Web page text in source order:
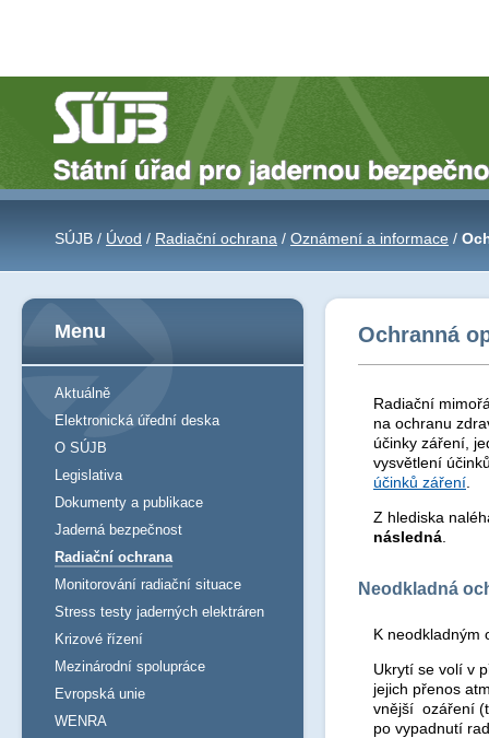
SÚJB / Úvod / Radiační ochrana / Oznámení a informace /
Ochranná
Radiační
na ochranu
účinky záření,
vysvětlení
účinků záření
Z hlediska
následná
Neodkladná
K
Ukrytí se volí v
jejich přenos
vnější ozáření
po vypadnutí
Menu
Aktuálně
Elektronická úřední deska
O SÚJB
Legislativa
Dokumenty a publikace
Jaderná bezpečnost
Radiační ochrana
Monitorování radiační situace
Stress testy jaderných elektráren
Krizové řízení
Mezinárodní spolupráce
Evropská unie
WENRA